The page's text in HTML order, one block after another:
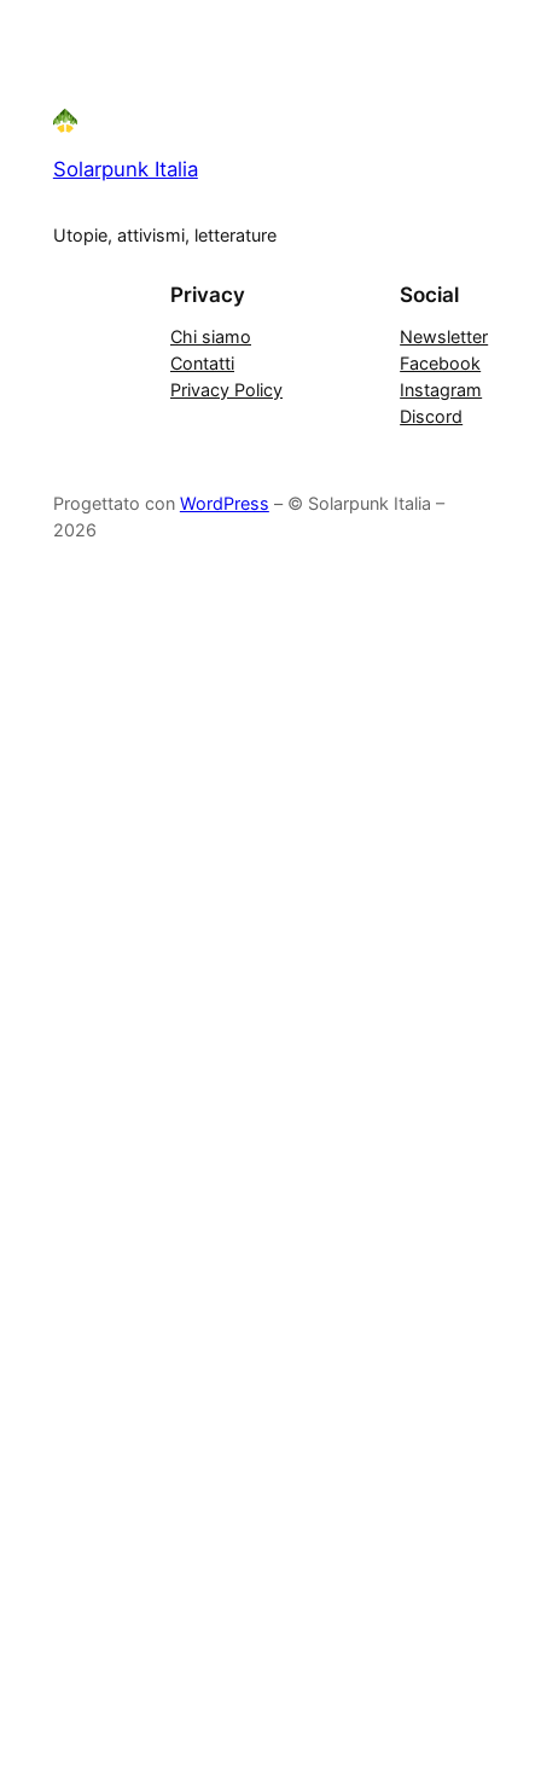
Solarpunk Italia
Utopie, attivismi, letterature
Privacy
Chi siamo
Contatti
Privacy Policy
Social
Newsletter
Facebook
Instagram
Discord
Progettato con WordPress – © Solarpunk Italia –
2026